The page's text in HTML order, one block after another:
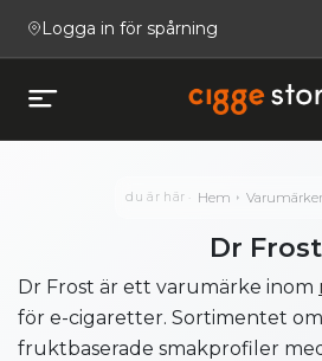
Logga in för spårning
Öppna mobilmeny
Köp
du är här Hem
Dr Frost
Dr Frost är ett varumärke inom
för e-cigaretter. Sortimentet
fruktbaserade smakprofiler